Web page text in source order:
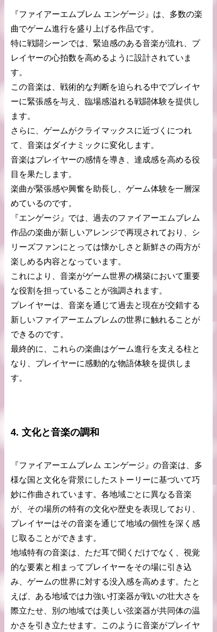
『ファイアーエムブレム エンゲージ』は、多数の楽
曲でゲーム進行を盛り上げる作品です。
特に戦闘シーンでは、緊迫感のある音楽が流れ、プ
レイヤーの心拍数を高めるように設計されていま
す。
この音楽は、戦術的な判断を迫られる中でプレイヤ
ーに緊張感を与え、臨場感溢れる戦闘体験を提供し
ます。
さらに、ゲームがクライマックスに近づくにつれ
て、音楽はダイナミックに変化します。
音楽はプレイヤーの感情を導き、達成感を高める役
目を果たします。
楽曲が緊張感や興奮を助長し、ゲーム体験を一層深
めているのです。
『エンゲージ』では、過去のファイアーエムブレム
作品の楽曲が新しいアレンジで再現されており、シ
リーズファンにとっては懐かしさと新鮮さの両方が
楽しめる内容となっています。
これにより、音楽がゲーム世界の構築において重要
な役割を担っていることが強調されます。
プレイヤーは、音楽を通じて過去と現在が交錯する
新しいファイアーエムブレムの世界に触れることが
できるのです。
最終的に、これらの楽曲はゲーム進行を支える柱と
なり、プレイヤーに感動的な物語体験を提供しま
す。
4. 文化と音楽の調和
『ファイアーエムブレム エンゲージ』の音楽は、多
様な国と文化を背景にしたストーリーに基づいて巧
妙に作曲されています。各地域ごとに異なる音楽
が、その場所の特有の文化や歴史を表現しており、
プレイヤーはその音楽を通じて地域の個性を深く感
じ取ることができます。
地域特有の音楽は、ただ耳で聞くだけでなく、視覚
的な要素と相まってプレイヤーをその場に引き込
み、ゲームの世界に対する没入感を高めます。たと
えば、ある地域では力強い打楽器が戦いの壮大さを
際立たせ、別の地域では美しい弦楽器が共同体の温
かさを引き立たせます。このように音楽がプレイヤ